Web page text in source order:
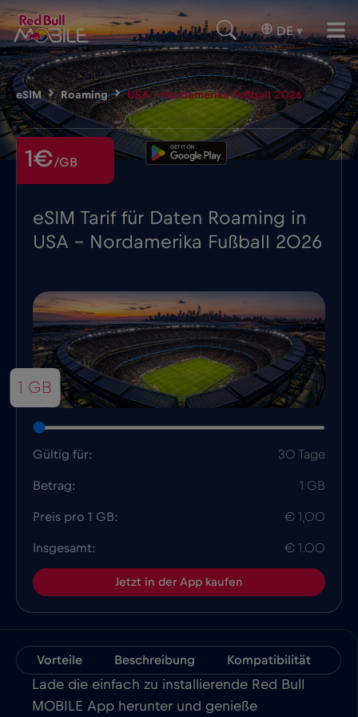
DE ▾
eSIM Roaming USA – Nordamerika Fußball 2026
eSIM Tarif für Daten Roaming in
USA - Nordamerika Fußball 2026
1€/GB
1 GB
Gültig für: 30 Tage
Betrag: 1 GB
Preis pro 1 GB: € 1,00
Insgesamt: € 1.00
Jetzt in der App kaufen
Vorteile Beschreibung Kompatibilität
Lade die einfach zu installierende Red Bull
MOBILE App herunter und genieße